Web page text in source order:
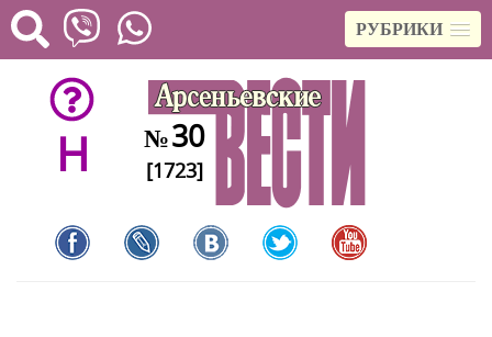
РУБРИКИ
H №30
[1723]